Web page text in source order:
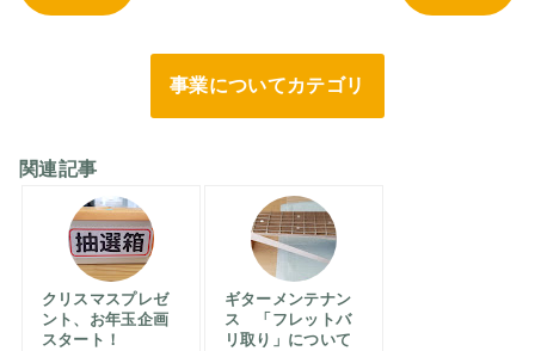
事業についてカテゴリ
関連記事
クリスマスプレゼ
ント、お年玉企画
スタート！
ギターメンテナン
ス 「フレットバ
リ取り」について